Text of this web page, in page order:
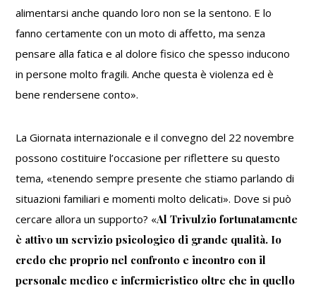
alimentarsi anche quando loro non se la sentono. E lo
fanno certamente con un moto di affetto, ma senza
pensare alla fatica e al dolore fisico che spesso inducono
in persone molto fragili. Anche questa è violenza ed è
bene rendersene conto».
La Giornata internazionale e il convegno del 22 novembre
possono costituire l’occasione per riflettere su questo
tema, «tenendo sempre presente che stiamo parlando di
situazioni familiari e momenti molto delicati». Dove si può
cercare allora un supporto? «Al Trivulzio fortunatamente
è attivo un servizio psicologico di grande qualità. Io
credo che proprio nel confronto e incontro con il
personale medico e infermieristico oltre che in quello